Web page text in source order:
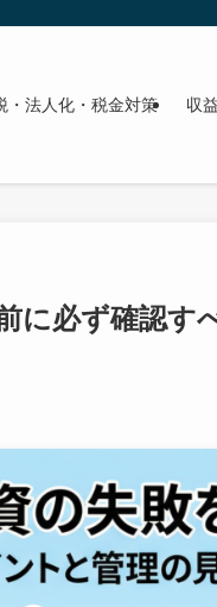
・法人化・税金対策 収
に必ず確認す